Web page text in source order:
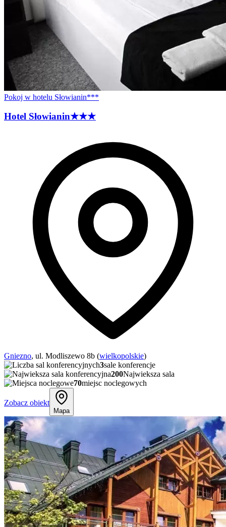
Pokoj w hotelu Słowianin***
Hotel Słowianin★★★
Gniezno, ul. Modliszewo 8b (wielkopolskie)
3sale konferencje
200Najwieksza sala
70miejsc noclegowych
Zobacz obiekt
Mapa